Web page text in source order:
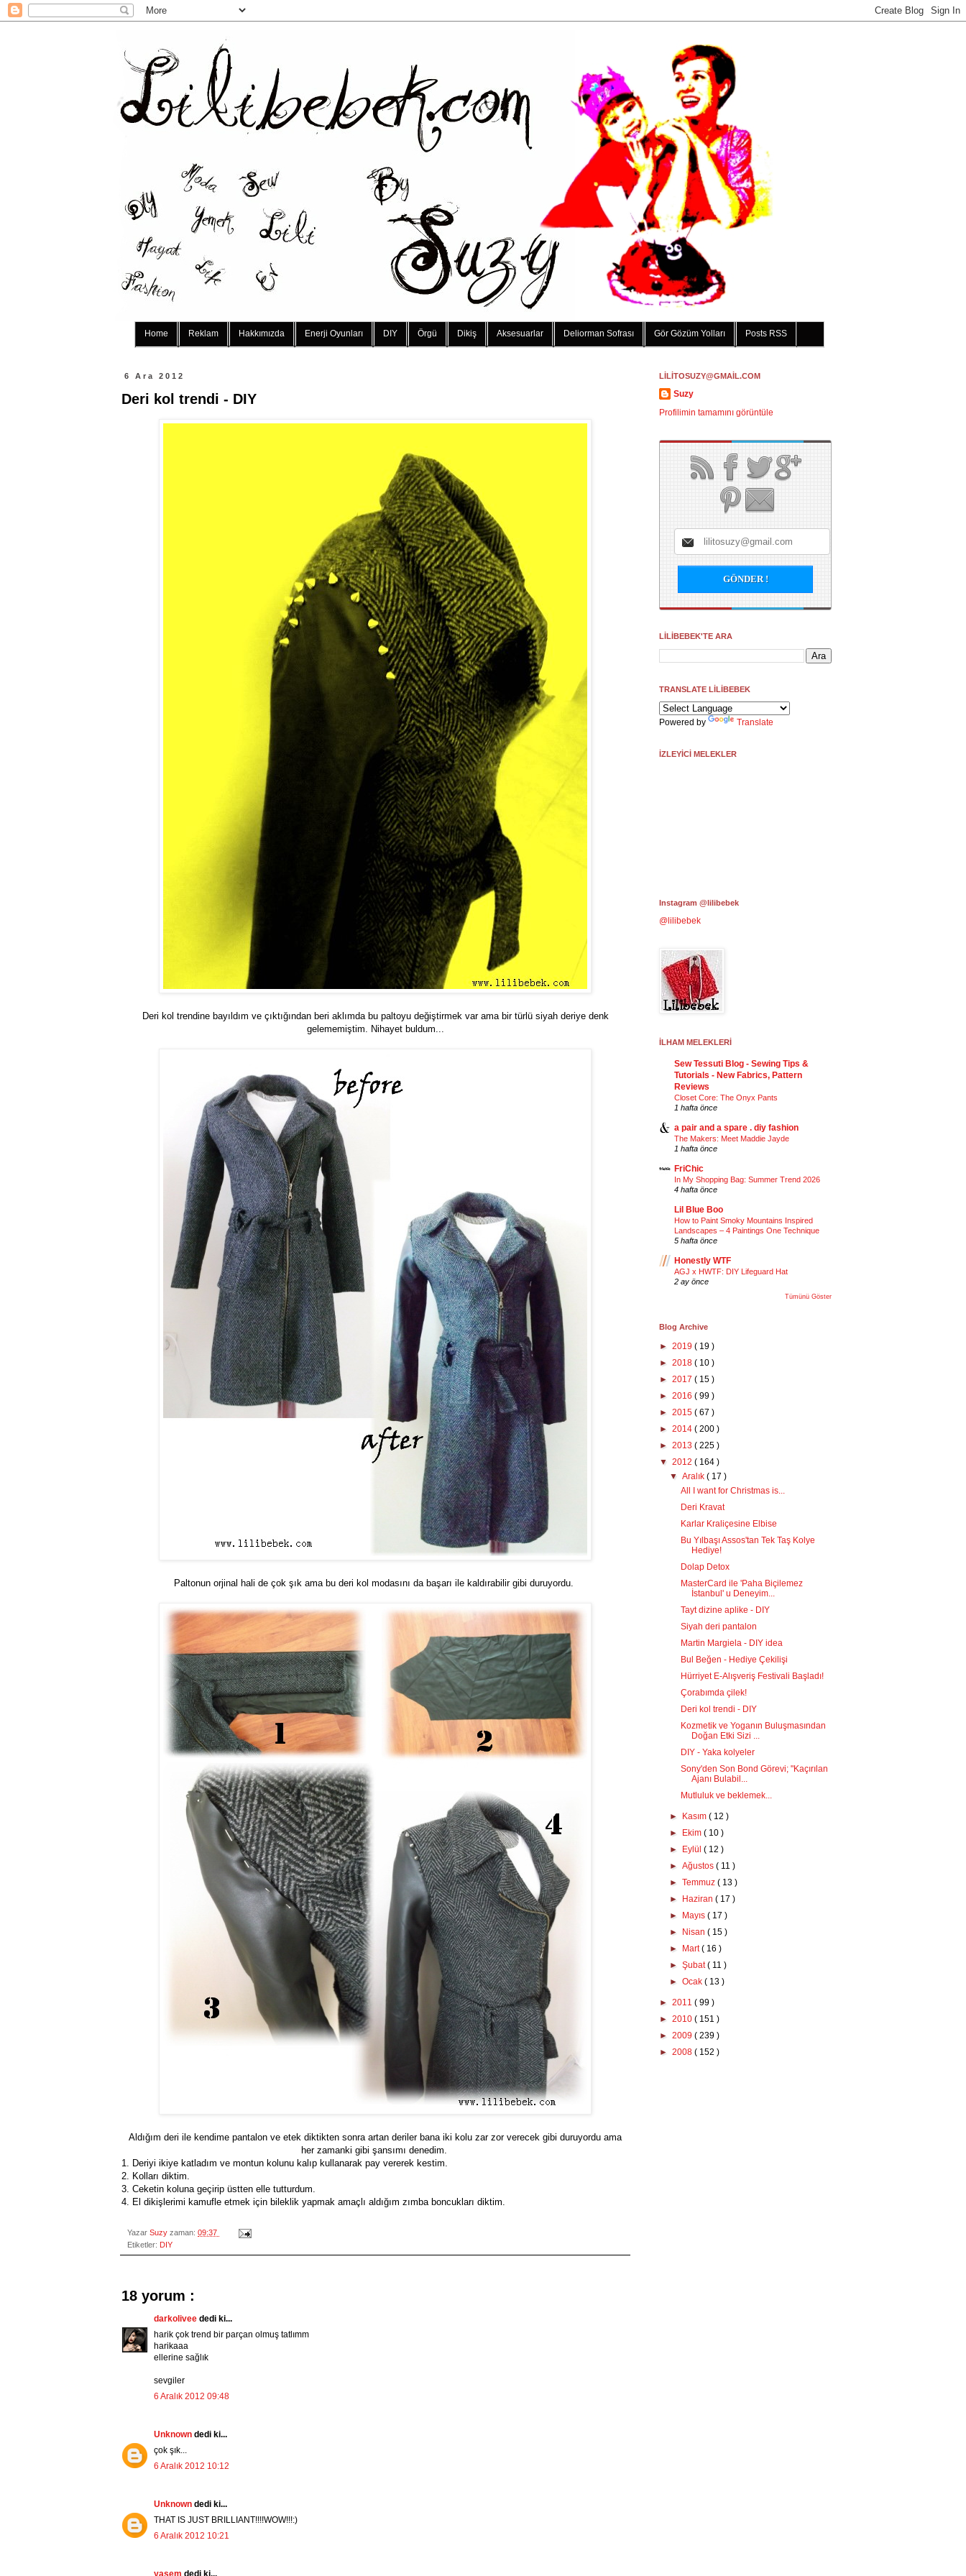
Home Reklam Hakkımızda Enerji Oyunları DIY Örgü Dikiş Aksesuarlar Deliorman Sofrası Gör Gözüm Yolları Posts RSS
6 Ara 2012
Deri kol trendi - DIY
Deri kol trendine bayıldım ve çıktığından beri aklımda bu paltoyu değiştirmek var ama bir türlü siyah deriye denk
gelememiştim. Nihayet buldum...
Paltonun orjinal hali de çok şık ama bu deri kol modasını da başarı ile kaldırabilir gibi duruyordu.
Aldığım deri ile kendime pantalon ve etek diktikten sonra artan deriler bana iki kolu zar zor verecek gibi duruyordu ama
her zamanki gibi şansımı denedim.
1. Deriyi ikiye katladım ve montun kolunu kalıp kullanarak pay vererek kestim.
2. Kolları diktim.
3. Ceketin koluna geçirip üstten elle tutturdum.
4. El dikişlerimi kamufle etmek için bileklik yapmak amaçlı aldığım zımba boncukları diktim.
Yazar Suzy zaman: 09:37
Etiketler: DIY
18 yorum :
darkolivee dedi ki...
harik çok trend bir parçan olmuş tatlımm
harikaaa
ellerine sağlık
sevgiler
6 Aralık 2012 09:48
Unknown dedi ki...
çok şık...
6 Aralık 2012 10:12
Unknown dedi ki...
THAT IS JUST BRILLIANT!!!!WOW!!!:)
6 Aralık 2012 10:21
yasem dedi ki...
LİLİTOSUZY@GMAİL.COM
Suzy
Profilimin tamamını görüntüle
LİLİBEBEK'TE ARA
TRANSLATE LİLİBEBEK
Powered by Translate
İZLEYİCİ MELEKLER
Instagram @lilibebek
@lilibebek
İLHAM MELEKLERİ
Sew Tessuti Blog - Sewing Tips &
Tutorials - New Fabrics, Pattern
Reviews
Closet Core: The Onyx Pants
1 hafta önce
a pair and a spare . diy fashion
The Makers: Meet Maddie Jayde
1 hafta önce
FriChic
In My Shopping Bag: Summer Trend 2026
4 hafta önce
Lil Blue Boo
How to Paint Smoky Mountains Inspired
Landscapes – 4 Paintings One Technique
5 hafta önce
Honestly WTF
AGJ x HWTF: DIY Lifeguard Hat
2 ay önce
Tümünü Göster
Blog Archive
► 2019 ( 19 )
► 2018 ( 10 )
► 2017 ( 15 )
► 2016 ( 99 )
► 2015 ( 67 )
► 2014 ( 200 )
► 2013 ( 225 )
▼ 2012 ( 164 )
▼Aralık( 17 )
All I want for Christmas is...
Deri Kravat
Karlar Kraliçesine Elbise
Bu Yılbaşı Assos'tan Tek Taş Kolye
Hediye!
Dolap Detox
MasterCard ile 'Paha Biçilemez
İstanbul' u Deneyim...
Tayt dizine aplike - DIY
Siyah deri pantalon
Martin Margiela - DIY idea
Bul Beğen - Hediye Çekilişi
Hürriyet E-Alışveriş Festivali Başladı!
Çorabımda çilek!
Deri kol trendi - DIY
Kozmetik ve Yoganın Buluşmasından
Doğan Etki Sizi ...
DIY - Yaka kolyeler
Sony'den Son Bond Görevi; "Kaçırılan
Ajanı Bulabil...
Mutluluk ve beklemek...
► Kasım( 12 )
►
Ekim( 10 )
►
Eylül( 12 )
►Ağustos( 11 )
►Temmuz( 13 )
►
Haziran( 17 )
►
Mayıs( 17 )
►
Nisan( 15 )
►
Mart( 16 )
►Şubat( 11 )
►Ocak( 13 )
► 2011 ( 99 )
► 2010 ( 151 )
► 2009 ( 239 )
► 2008 ( 152 )